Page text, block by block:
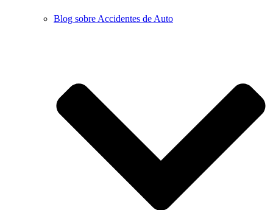
Blog sobre Accidentes de Auto